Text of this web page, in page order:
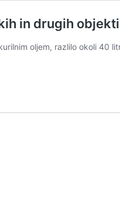
in drugih
oljem, razlilo okoli 40